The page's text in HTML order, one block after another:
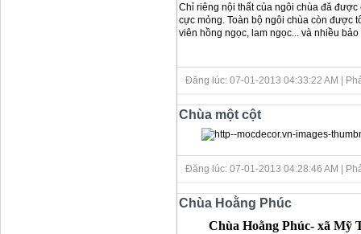
Chỉ riêng nội thất của ngôi chùa đă
cực mỏng. Toàn bộ ngôi chùa còn được
viên hồng ngọc, lam ngọc... và nhiều
Đăng lúc: 07-01-2013 04:33:22 AM |
Chùa một cột
Đăng lúc: 07-01-2013 04:28:46 AM |
Chùa Hoằng Phúc
Chùa Hoằng Phúc- xã Mỹ